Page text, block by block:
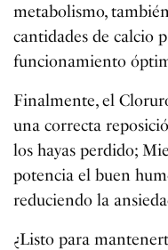
metabolismo,
cantidades de calcio
funcionamiento
Finalmente, el
una correcta
los hayas perdido;
potencia el buen
reduciendo la
¿Listo para